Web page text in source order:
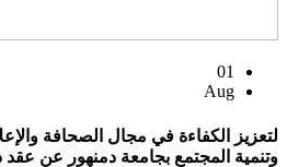
01
Aug
لتعزيز الكفاءة في مجال الصحافة
وتنمية المجتمع بجامعة دمنهور عن عقد